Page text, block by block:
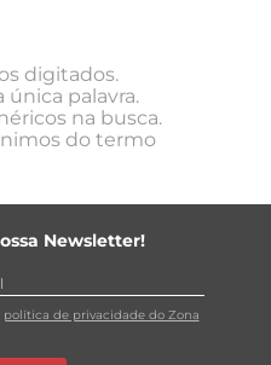
digitados.
palavra.
na busca.
do termo
Newsletter!
política de privacidade do Zona